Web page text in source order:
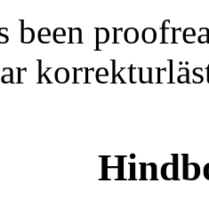
been